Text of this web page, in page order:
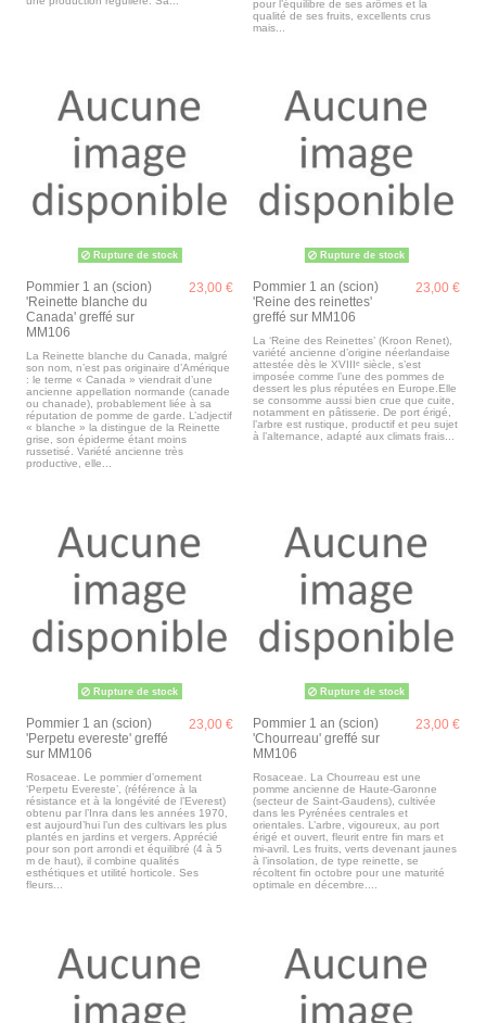
pour l’équilibre de ses arômes et la
qualité de ses fruits, excellents crus
mais...
Rupture de stock
Pommier 1 an (scion)
'Reinette blanche du
Canada' greffé sur
MM106
23,00 €
La Reinette blanche du Canada, malgré
son nom, n’est pas originaire d’Amérique
: le terme « Canada » viendrait d’une
ancienne appellation normande (canade
ou chanade), probablement liée à sa
réputation de pomme de garde. L’adjectif
« blanche » la distingue de la Reinette
grise, son épiderme étant moins
russetisé. Variété ancienne très
productive, elle...
Rupture de stock
Pommier 1 an (scion)
'Reine des reinettes'
greffé sur MM106
23,00 €
La ‘Reine des Reinettes’ (Kroon Renet),
variété ancienne d’origine néerlandaise
attestée dès le XVIIIᵉ siècle, s’est
imposée comme l’une des pommes de
dessert les plus réputées en Europe.Elle
se consomme aussi bien crue que cuite,
notamment en pâtisserie. De port érigé,
l’arbre est rustique, productif et peu sujet
à l’alternance, adapté aux climats frais...
Rupture de stock
Pommier 1 an (scion)
'Perpetu evereste' greffé
sur MM106
23,00 €
Rosaceae. Le pommier d’ornement
‘Perpetu Evereste’, (référence à la
résistance et à la longévité de l’Everest)
obtenu par l’Inra dans les années 1970,
est aujourd’hui l’un des cultivars les plus
plantés en jardins et vergers. Apprécié
pour son port arrondi et équilibré (4 à 5
m de haut), il combine qualités
esthétiques et utilité horticole. Ses
fleurs...
Rupture de stock
Pommier 1 an (scion)
'Chourreau' greffé sur
MM106
23,00 €
Rosaceae. La Chourreau est une
pomme ancienne de Haute-Garonne
(secteur de Saint-Gaudens), cultivée
dans les Pyrénées centrales et
orientales. L’arbre, vigoureux, au port
érigé et ouvert, fleurit entre fin mars et
mi-avril. Les fruits, verts devenant jaunes
à l’insolation, de type reinette, se
récoltent fin octobre pour une maturité
optimale en décembre....